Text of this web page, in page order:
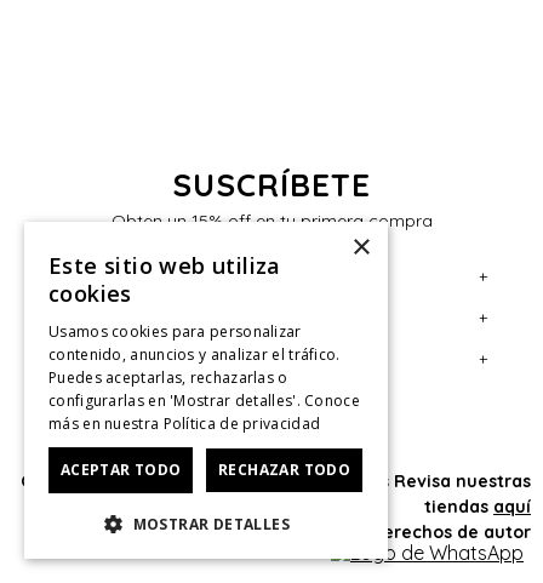
SUSCRÍBETE
Obten un 15% off en tu primera compra
Servicio al Consumidor +
Centro de Ayuda
Contáctanos
Giftcard
Retiro en tienda
CyberMonday
CyberDay
+
Términos y Condiciones
Políticas de Despacho
Cambios, Retracto y Garantía
Política de Privacidad de Marketing
Cuenta +
Mi Cuenta
Sigue tu compra
¿Dónde viene mi compra?
Ver Boleta / Ticket de cambio
Oficina: Av. Las Condes #11281 - Las Condes Revisa nuestras
tiendas aquí
© 2025 HushPuppies Kids derechos de autor
×
Este sitio web utiliza
cookies
Usamos cookies para personalizar
contenido, anuncios y analizar el tráfico.
Puedes aceptarlas, rechazarlas o
configurarlas en 'Mostrar detalles'. Conoce
más en nuestra Política de privacidad
ACEPTAR TODO RECHAZAR TODO
MOSTRAR DETALLES